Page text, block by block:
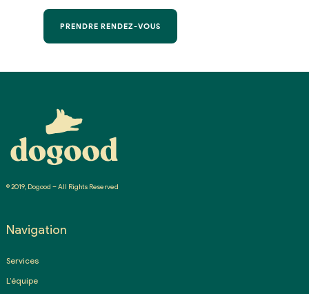
PRENDRE RENDEZ-VOUS
© 2019, Dogood – All Rights Reserved
Navigation
Services
L’équipe